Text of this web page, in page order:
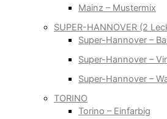
Mainz – Mustermix
SUPER-HANNOVER (2
Super-Hannover –
Super-Hannover –
Super-Hannover –
TORINO
Torino – Einfarbig